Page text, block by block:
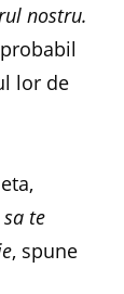
nostru.
lor de
te
, spune